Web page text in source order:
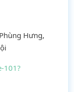
Hưng,
101?